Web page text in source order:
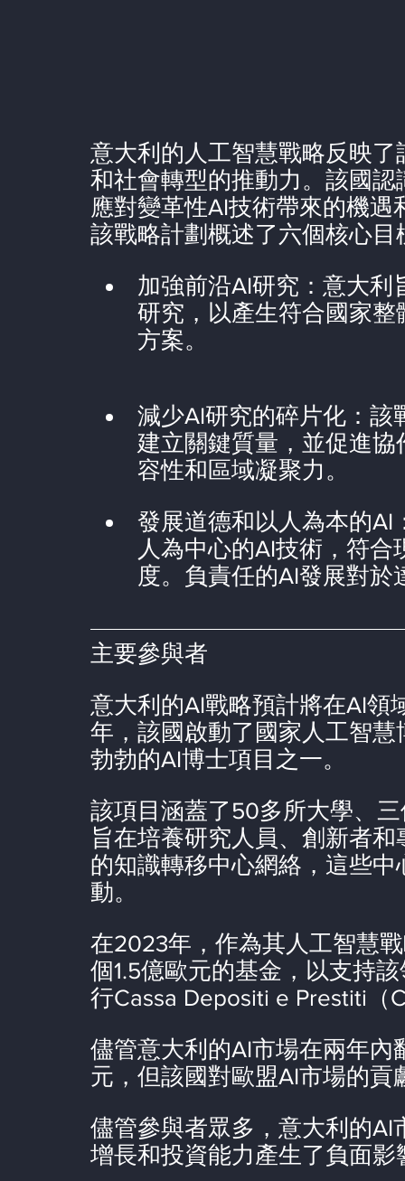
意大利的人工智慧戰略反映
和社會轉型的推動力。該國
應對變革性AI技術帶來的機遇
該戰略計劃概述了六個核心目
加強前沿AI研究：意大利
研究，以產生符合國家
方案。
減少AI研究的碎片化：該
建立關鍵質量，並促進
容性和區域凝聚力。
發展道德和以人為本的AI
人為中心的AI技術，符
度。負責任的AI發展對
主要參與者
意大利的AI戰略預計將在AI領
年，該國啟動了國家人工智
勃勃的AI博士項目之一。
該項目涵蓋了50多所大學、
旨在培養研究人員、創新者
的知識轉移中心網絡，這些
動。
在2023年，作為其人工智慧
個1.5億歐元的基金，以支持
行Cassa Depositi e Prestiti（
儘管意大利的AI市場在兩年內
元，但該國對歐盟AI市場的貢
儘管參與者眾多，意大利的
增長和投資能力產生了負面影